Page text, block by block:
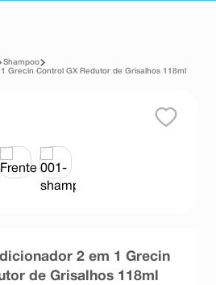
Shampoo
Grecin Control GX Redutor de Grisalhos 118ml
2 em 1 Grecin
de Grisalhos 118ml